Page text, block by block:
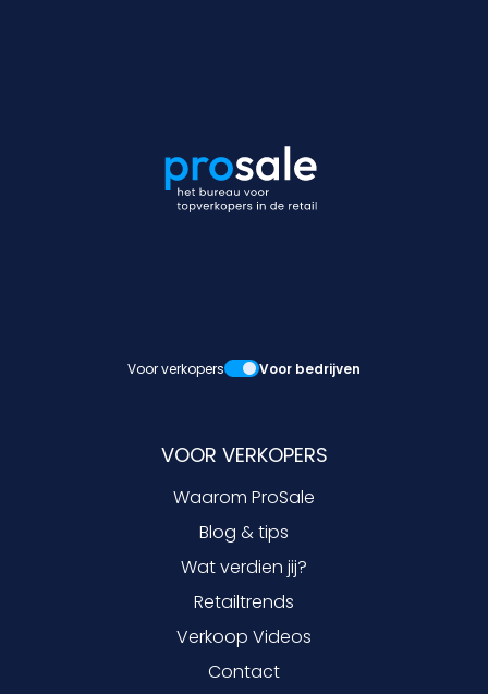
Voor verkopers Voor bedrijven
VOOR VERKOPERS
Waarom ProSale
Blog & tips
Wat verdien jij?
Retailtrends
Verkoop Videos
Contact